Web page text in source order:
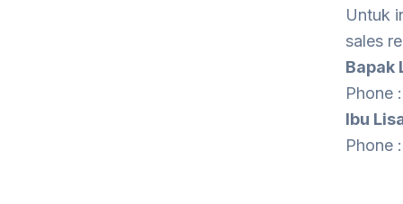
Untuk
sales
Bapak
Phone
Ibu
Phone